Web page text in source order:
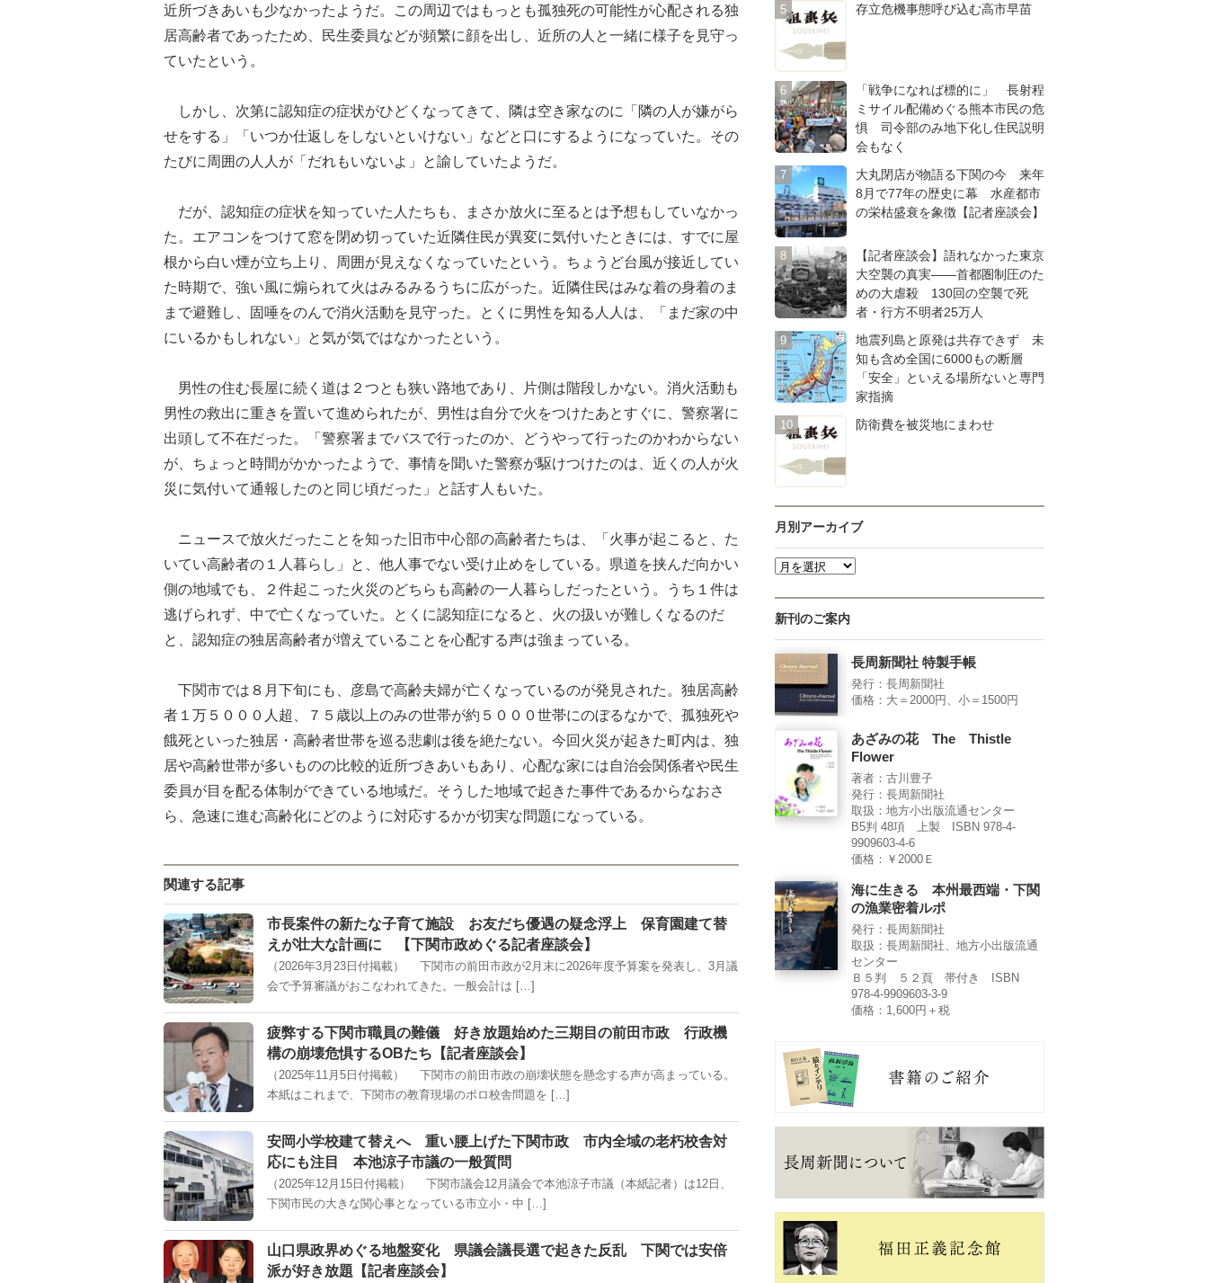
近所づきあいも少なかったようだ。この周辺ではもっとも孤独死の可能性が心配される独
居高齢者であったため、民生委員などが頻繁に顔を出し、近所の人と一緒に様子を見守っ
ていたという。
しかし、次第に認知症の症状がひどくなってきて、隣は空き家なのに「隣の人が嫌がら
せをする」「いつか仕返しをしないといけない」などと口にするようになっていた。その
たびに周囲の人人が「だれもいないよ」と諭していたようだ。
だが、認知症の症状を知っていた人たちも、まさか放火に至るとは予想もしていなかっ
た。エアコンをつけて窓を閉め切っていた近隣住民が異変に気付いたときには、すでに屋
根から白い煙が立ち上り、周囲が見えなくなっていたという。ちょうど台風が接近してい
た時期で、強い風に煽られて火はみるみるうちに広がった。近隣住民はみな着の身着のま
まで避難し、固唾をのんで消火活動を見守った。とくに男性を知る人人は、「まだ家の中
にいるかもしれない」と気が気ではなかったという。
男性の住む長屋に続く道は２つとも狭い路地であり、片側は階段しかない。消火活動も
男性の救出に重きを置いて進められたが、男性は自分で火をつけたあとすぐに、警察署に
出頭して不在だった。「警察署までバスで行ったのか、どうやって行ったのかわからない
が、ちょっと時間がかかったようで、事情を聞いた警察が駆けつけたのは、近くの人が火
災に気付いて通報したのと同じ頃だった」と話す人もいた。
ニュースで放火だったことを知った旧市中心部の高齢者たちは、「火事が起こると、た
いてい高齢者の１人暮らし」と、他人事でない受け止めをしている。県道を挟んだ向かい
側の地域でも、２件起こった火災のどちらも高齢の一人暮らしだったという。うち１件は
逃げられず、中で亡くなっていた。とくに認知症になると、火の扱いが難しくなるのだ
と、認知症の独居高齢者が増えていることを心配する声は強まっている。
下関市では８月下旬にも、彦島で高齢夫婦が亡くなっているのが発見された。独居高齢
者１万５０００人超、７５歳以上のみの世帯が約５０００世帯にのぼるなかで、孤独死や
餓死といった独居・高齢者世帯を巡る悲劇は後を絶たない。今回火災が起きた町内は、独
居や高齢世帯が多いものの比較的近所づきあいもあり、心配な家には自治会関係者や民生
委員が目を配る体制ができている地域だ。そうした地域で起きた事件であるからなおさ
ら、急速に進む高齢化にどのように対応するかが切実な問題になっている。
関連する記事
市長案件の新たな子育て施設 お友だち優遇の疑念浮上 保育園建て替
えが壮大な計画に 【下関市政めぐる記者座談会】
（2026年3月23日付掲載） 下関市の前田市政が2月末に2026年度予算案を発表し、3月議
会で予算審議がおこなわれてきた。一般会計は […]
疲弊する下関市職員の難儀 好き放題始めた三期目の前田市政 行政機
構の崩壊危惧するOBたち【記者座談会】
（2025年11月5日付掲載） 下関市の前田市政の崩壊状態を懸念する声が高まっている。
本紙はこれまで、下関市の教育現場のボロ校舎問題を […]
安岡小学校建て替えへ 重い腰上げた下関市政 市内全域の老朽校舎対
応にも注目 本池涼子市議の一般質問
（2025年12月15日付掲載） 下関市議会12月議会で本池涼子市議（本紙記者）は12日、
下関市民の大きな関心事となっている市立小・中 […]
山口県政界めぐる地盤変化 県議会議長選で起きた反乱 下関では安倍
派が好き放題【記者座談会】
存立危機事態呼び込む高市早苗
「戦争になれば標的に」 長射程
ミサイル配備めぐる熊本市民の危
惧 司令部のみ地下化し住民説明
会もなく
大丸閉店が物語る下関の今 来年
8月で77年の歴史に幕 水産都市
の栄枯盛衰を象徴【記者座談会】
【記者座談会】語れなかった東京
大空襲の真実――首都圏制圧のた
めの大虐殺 130回の空襲で死
者・行方不明者25万人
地震列島と原発は共存できず 未
知も含め全国に6000もの断層
「安全」といえる場所ないと専門
家指摘
防衛費を被災地にまわせ
月別アーカイブ
新刊のご案内
長周新聞社 特製手帳
発行：長周新聞社
価格：大＝2000円、小＝1500円
あざみの花 The Thistle
Flower
著者：古川豊子
発行：長周新聞社
取扱：地方小出版流通センター
B5判 48項 上製 ISBN 978-4-
9909603-4-6
価格：￥2000Ｅ
海に生きる 本州最西端・下関
の漁業密着ルポ
発行：長周新聞社
取扱：長周新聞社、地方小出版流通
センター
Ｂ５判 ５２頁 帯付き ISBN
978-4-9909603-3-9
価格：1,600円＋税